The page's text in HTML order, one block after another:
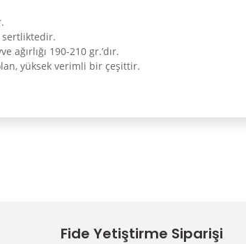
sertliktedir.
ağırlığı 190-210 gr.’dır.
yüksek verimli bir çeşittir.
Fide Yetiştirme Siparişi